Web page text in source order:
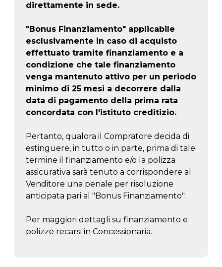
direttamente in sede.
"Bonus Finanziamento" applicabile
esclusivamente in caso di acquisto
effettuato tramite finanziamento e a
condizione che tale finanziamento
venga mantenuto attivo per un periodo
minimo di 25 mesi a decorrere dalla
data di pagamento della prima rata
concordata con l'istituto creditizio.
Pertanto, qualora il Compratore decida di
estinguere, in tutto o in parte, prima di tale
termine il finanziamento e/o la polizza
assicurativa sarà tenuto a corrispondere al
Venditore una penale per risoluzione
anticipata pari al "Bonus Finanziamento".
Per maggiori dettagli su finanziamento e
polizze recarsi in Concessionaria.